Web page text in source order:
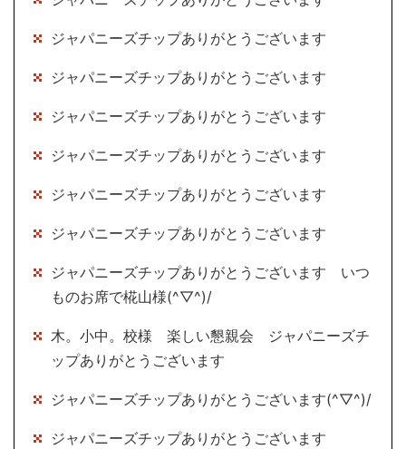
ジャパニーズチップありがとうございます
ジャパニーズチップありがとうございます
ジャパニーズチップありがとうございます
ジャパニーズチップありがとうございます
ジャパニーズチップありがとうございます
ジャパニーズチップありがとうございます
ジャパニーズチップありがとうございます いつ
ものお席で椛山様(^▽^)/
木。小中。校様 楽しい懇親会 ジャパニーズチ
ップありがとうございます
ジャパニーズチップありがとうございます(^▽^)/
ジャパニーズチップありがとうございます